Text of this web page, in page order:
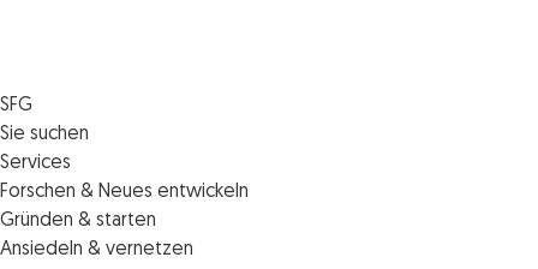
SFG
Die SFG
Jobs
Medienservice
Informiert bleiben
Kontakt
Sie suchen
Förderungen
Finanzierungen
Standortentwicklung
Persönliche Beratung
Services
Veranstaltungen
News
IMPULS.ST
Forschen & Neues entwickeln
Standortcoaching
Terminbuchung Standortcoaching
Gründen & starten
Startupmark
Ansiedeln & vernetzen